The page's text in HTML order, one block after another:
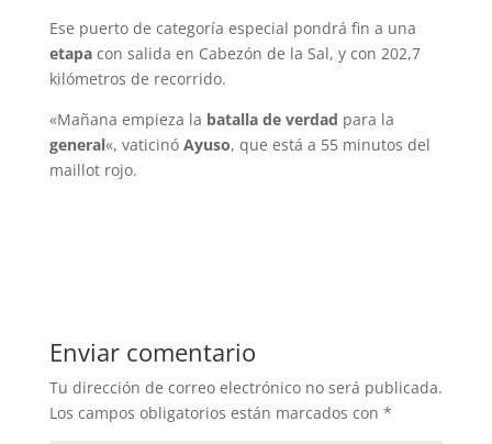
Ese puerto de categoría especial pondrá fin a una
etapacon salida en Cabezón de la Sal, y con 202,7
kilómetros de recorrido.
«Mañana empieza la batalla de verdad para la
general«, vaticinó Ayuso, que está a 55 minutos del
maillot rojo.
Enviar comentario
Tu dirección de correo electrónico no será publicada.
Los campos obligatorios están marcados con *